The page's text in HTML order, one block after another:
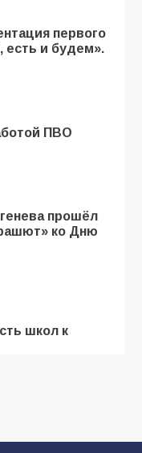
первого
есть и будем».
ПВО
прошёл
ко Дню
школ к